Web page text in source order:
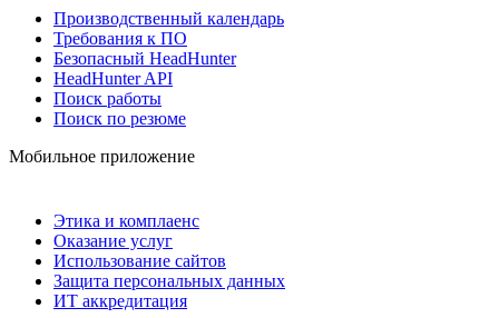
Производственный календарь
Требования к ПО
Безопасный HeadHunter
HeadHunter API
Поиск работы
Поиск по резюме
Мобильное приложение
Этика и комплаенс
Оказание услуг
Использование сайтов
Защита персональных данных
ИТ аккредитация